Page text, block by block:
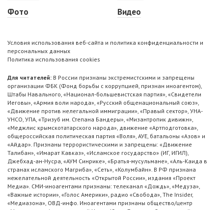
Фото
Видео
Условия использования веб-сайта и политика конфиденциальности и
персональных данных
Политика использования cookies
Для читателей: В России признаны экстремистскими и запрещены
организации ФБК (Фонд борьбы с коррупцией, признан иноагентом),
Штабы Навального, «Национал-большевистская партия», «Свидетели
Иеговы», «Армия воли народа», «Русский общенациональный союз»,
«Движение против нелегальной иммиграции», «Правый сектор», УНА-
УНСО, УПА, «Тризуб им. Степана Бандеры», «Мизантропик дивижн»,
«Меджлис крымскотатарского народа», движение «Артподготовка»,
общероссийская политическая партия «Воля», АУЕ, батальоны «Азов» и
«Айдар». Признаны террористическими и запрещены: «Движение
Талибан», «Имарат Кавказ», «Исламское государство» (ИГ, ИГИЛ),
Джебхад-ан-Нусра, «АУМ Синрике», «Братья-мусульмане», «Аль-Каида в
странах исламского Магриба», «Сеть», «Колумбайн». В РФ признана
нежелательной деятельность «Открытой России», издания «Проект
Медиа». СМИ-иноагентами признаны: телеканал «Дождь», «Медуза»,
«Важные истории», «Голос Америки», радио «Свобода», The Insider,
«Медиазона», ОВД-инфо. Иноагентами признаны общество/центр